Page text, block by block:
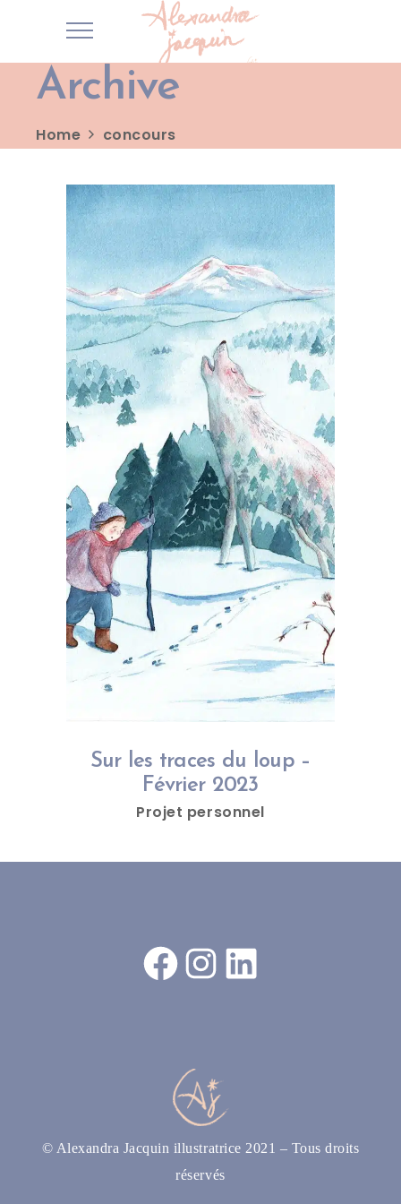
Archive
Home concours
Sur les traces du loup –
Février 2023
Projet personnel
Facebook Instagram LinkedIn
© Alexandra Jacquin illustratrice 2021 – Tous droits
réservés